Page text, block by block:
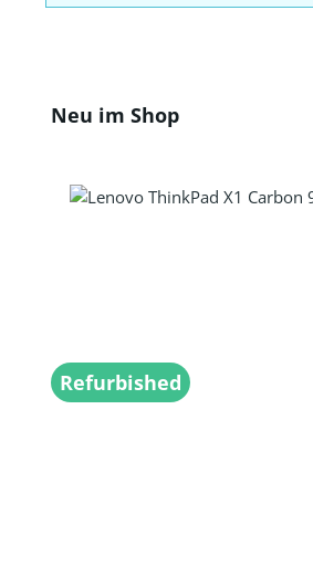
Produktgalerie überspringen
Neu im Shop
Refurbished